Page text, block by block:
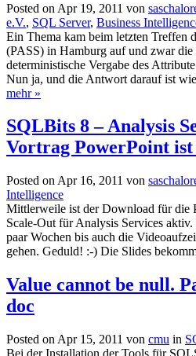
Posted on Apr 19, 2011 von
e.V., SQL Server, Business
Ein Thema kam beim letzten Treffen
(PASS) in Hamburg auf und zwar
deterministische Vergabe des
Nun ja, und die Antwort darauf ist
mehr »
SQLBits 8 – Analysis
Vortrag PowerPoint
Posted on Apr 16, 2011 von
Intelligence
Mittlerweile ist der Download für die
Scale-Out für Analysis Services
paar Wochen bis auch die
gehen. Geduld! :-) Die Slides
Value cannot be null.
doc
Posted on Apr 15, 2011 von cmu in